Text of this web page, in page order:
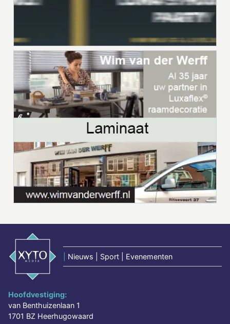
Nieuws | Sport | Evenementen
Hoofdvestiging:
van Benthuizenlaan 1
1701 BZ Heerhugowaard